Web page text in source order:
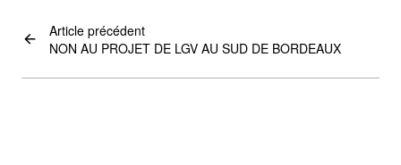
Article précédent
NON AU PROJET DE LGV AU SUD DE BORDEAUX